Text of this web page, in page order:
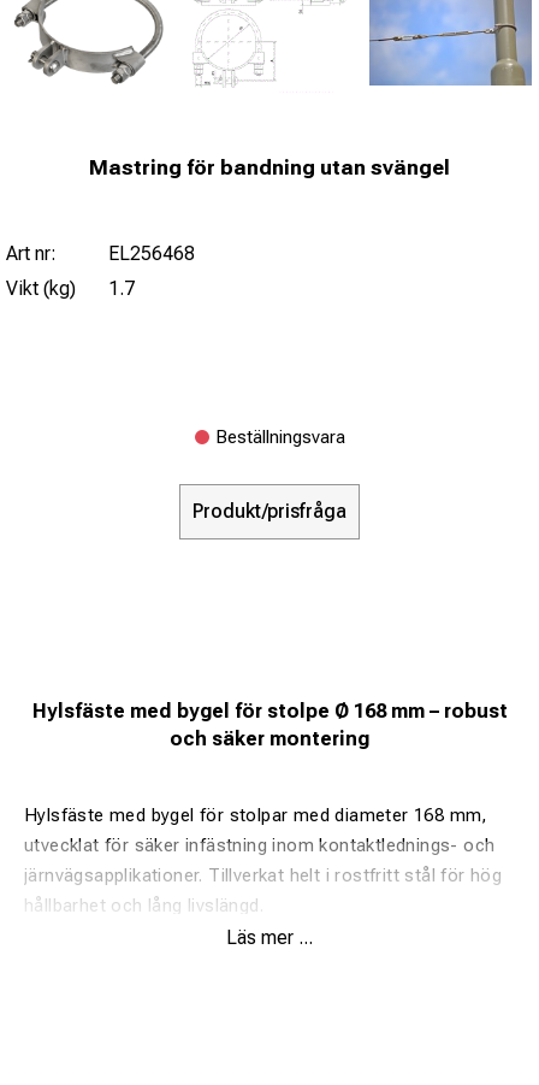
Mastring för bandning utan svängel
Art nr:
EL256468
Vikt (kg)
1.7
Beställningsvara
Produkt/prisfråga
Hylsfäste med bygel för stolpe Ø 168 mm – robust
och säker montering
Hylsfäste med bygel för stolpar med diameter 168 mm,
utvecklat för säker infästning inom kontaktlednings- och
järnvägsapplikationer. Tillverkat helt i rostfritt stål för hög
hållbarhet och lång livslängd.
Läs mer ...